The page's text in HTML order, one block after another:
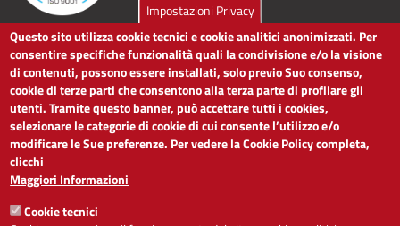
LINK UTILI
Dichiarazione di accessibilità
Obiettivi di accessibilità
Segnalaci problemi di accessibilità
Note legali
Privacy
Accesso riservato
ACCESSIBILITÀ
Impostazioni Privacy
Questo sito utilizza cookie tecnici e cookie analitici anonimizzati. Per
consentire specifiche funzionalità quali la condivisione e/o la visione
di contenuti, possono essere installati, solo previo Suo consenso,
cookie di terze parti che consentono alla terza parte di profilare gli
utenti. Tramite questo banner, può accettare tutti i cookies,
selezionare le categorie di cookie di cui consente l’utilizzo e/o
modificare le Sue preferenze. Per vedere la Cookie Policy completa,
clicchi
Maggiori Informazioni
Cookie tecnici